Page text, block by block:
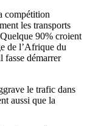
compétition
les transports
90% croient
de l’Afrique du
fasse démarrer
le trafic dans
aussi que la